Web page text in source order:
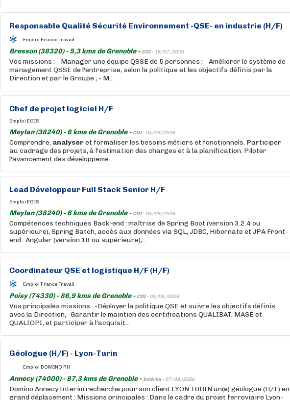
Responsable Qualité Sécurité Environnement -QSE- en industrie (H/F)
Emploi France Travail
Bresson (38320) - 5,3 kms de Grenoble - CDI - 16/07/2026
Vos missions : - Manager une équipe QSSE de 5 personnes ; - Améliorer le système de
management QSSE de l'entreprise, selon la politique et les objectifs définis par la
Direction et par le Groupe ; - M...
Chef de projet logiciel H/F
Emploi EGIS
Meylan (38240) - 6 kms de Grenoble - CDI - 04/08/2026
Comprendre, analyser et formaliser les besoins métiers et fonctionnels. Participer
au cadrage des projets, à l'estimation des charges et à la planification. Piloter
l'avancement des développeme...
Lead Développeur Full Stack Senior H/F
Emploi EGIS
Meylan (38240) - 6 kms de Grenoble - CDI - 04/08/2026
Compétences techniques Back-end : maîtrise de Spring Boot (version 3.2.4 ou
supérieure), Spring Batch, accès aux données via SQL, JDBC, Hibernate et JPA Front-
end : Angular (version 18 ou supérieure),...
Coordinateur QSE et logistique H/F (H/F)
Emploi France Travail
Poisy (74330) - 86,9 kms de Grenoble - CDI - 08/08/2026
Vos principales missions : -Déployer la politique QSE et suivre les objectifs définis
avec la Direction, -Garantir le maintien des certifications QUALIBAT, MASE et
QUALIOPI, et participer à l'acquisit...
Géologue (H/F) - Lyon-Turin
Emploi DOMINO RH
Annecy (74000) - 87,3 kms de Grenoble -Intérim - 07/08/2026
Domino Annecy Interim recherche pour son client LYON TURIN un(e) géologue (H/F) en
grand déplacement : Missions principales : Dans le cadre du projet ferroviaire Lyon-